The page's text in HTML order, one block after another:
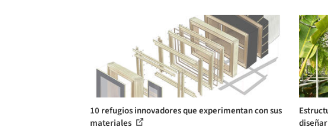
10 refugios innovadores que experimentan con sus
materiales